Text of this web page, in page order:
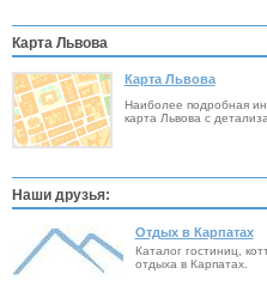
Карта Львова
Карта Львова
Наиболее подробная
карта Львова с
Наши друзья:
Отдых в Карпатах
Каталог гостиниц,
отдыха в Карпатах.